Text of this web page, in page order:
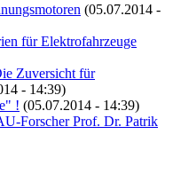
(05.07.2014 -
für Elektrofahrzeuge
Zuversicht für
- 14:39)
! (05.07.2014 - 14:39)
Forscher Prof. Dr. Patrik